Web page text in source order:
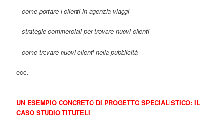
– come portare i clienti in agenzia viaggi
– strategie commerciali per trovare nuovi clienti
– come trovare nuovi clienti nella pubblicità
ecc.
UN ESEMPIO CONCRETO DI PROGETTO SPECIALISTICO: IL
CASO STUDIO TITUTELI